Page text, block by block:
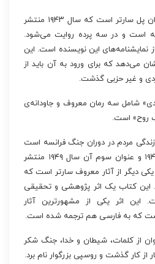
«مگس‌ها» یکی دیگر از آثار ژان پل سارتر است که سال ۱۹۴۳ منتشر
است و در سه پرده روایت می‌شود.
نمایشنامه‌های این نویسنده است. این
می‌دهد که برای ورود به آن باید از
و غیر حزبی گذشت.
شامل سه رمان معروف و جاودانه‌ی
روح» است.
مردم در دوران جنگ فرانسه است
که دو عنوان اول آن سال ۱۹۴۵ و عنوان سوم آن سال ۱۹۴۹ منتشر
دیگر از آثار معروف سارتر است که
است. این کتاب یک اثر پژوهشی و تحقیقی
این اثر یکی از مشهورترین آثار
که به فارسی هم ترجمه شده است.
از کلمات، شیطان و خدا، جنگ شکر
از کار گذشت و روسپی بزرگوار نام برد.